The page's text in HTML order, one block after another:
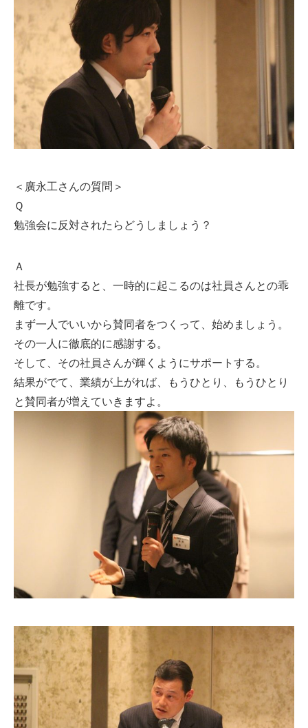
＜廣永工さんの質問＞
Ｑ
勉強会に反対されたらどうしましょう？
Ａ
社長が勉強すると、一時的に起こるのは社員さんとの乖
離です。
まず一人でいいから賛同者をつくって、始めましょう。
その一人に徹底的に感謝する。
そして、その社員さんが輝くようにサポートする。
結果がでて、業績が上がれば、もうひとり、もうひとり
と賛同者が増えていきますよ。